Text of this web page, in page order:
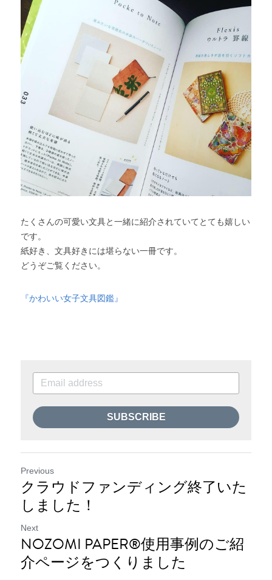
たくさんの可愛い文具と一緒に紹介されていてとても嬉しい
です。
紙好き、文具好きには堪らない一冊です。
どうぞご覧ください。
『かわいい女子文具図鑑』
SUBSCRIBE
Previous
クラウドファンディング終了いた
しました！
Next
NOZOMI PAPER®︎使用事例のご紹
介ページをつくりました